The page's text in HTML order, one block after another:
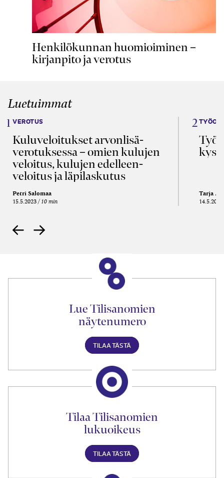
Henkilökunnan huomioiminen –
kirjanpito ja verotus
Luetuimmat
VEROTUS
Kulu­veloitukset arvon­lisä­
verotuksessa – omien kulujen
veloitus, kulujen edelleen­
veloitus ja läpi­laskutus
Petri Salomaa
15.5.2023 10 min
Tarja
14.5.2021
Lue Tilisanomien
näytenumero
TILAA TÄSTÄ
Tilaa Tilisanomien
lukuoikeus
TILAA TÄSTÄ